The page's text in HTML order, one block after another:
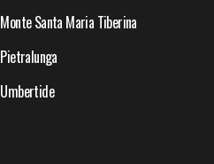
Monte Santa Maria Tiberina
Pietralunga
Umbertide